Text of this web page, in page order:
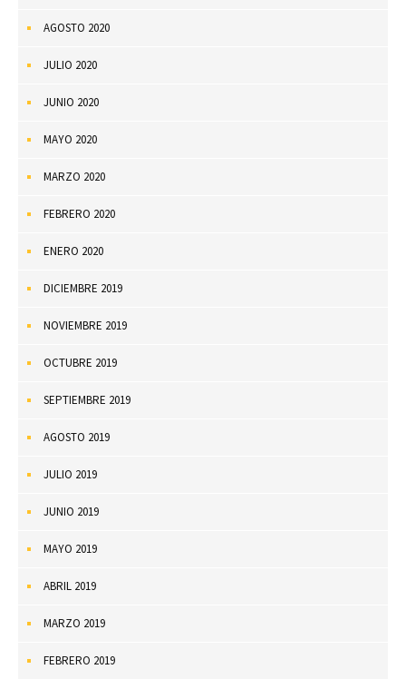
AGOSTO 2020
JULIO 2020
JUNIO 2020
MAYO 2020
MARZO 2020
FEBRERO 2020
ENERO 2020
DICIEMBRE 2019
NOVIEMBRE 2019
OCTUBRE 2019
SEPTIEMBRE 2019
AGOSTO 2019
JULIO 2019
JUNIO 2019
MAYO 2019
ABRIL 2019
MARZO 2019
FEBRERO 2019